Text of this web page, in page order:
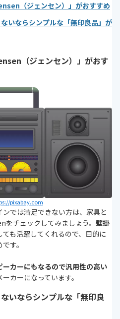
（ジェンセン）」がおすすめ
いならシンプルな「無印良品」が
（ジェンセン）」がおす
pixabay.com
では満足できない方は、家具と
チェックしてみましょう。 壁掛
ても活躍してくれるので、目的に
す。
ーカーにもなるので汎用性の高い
カーになっています。
いならシンプルな「無印良